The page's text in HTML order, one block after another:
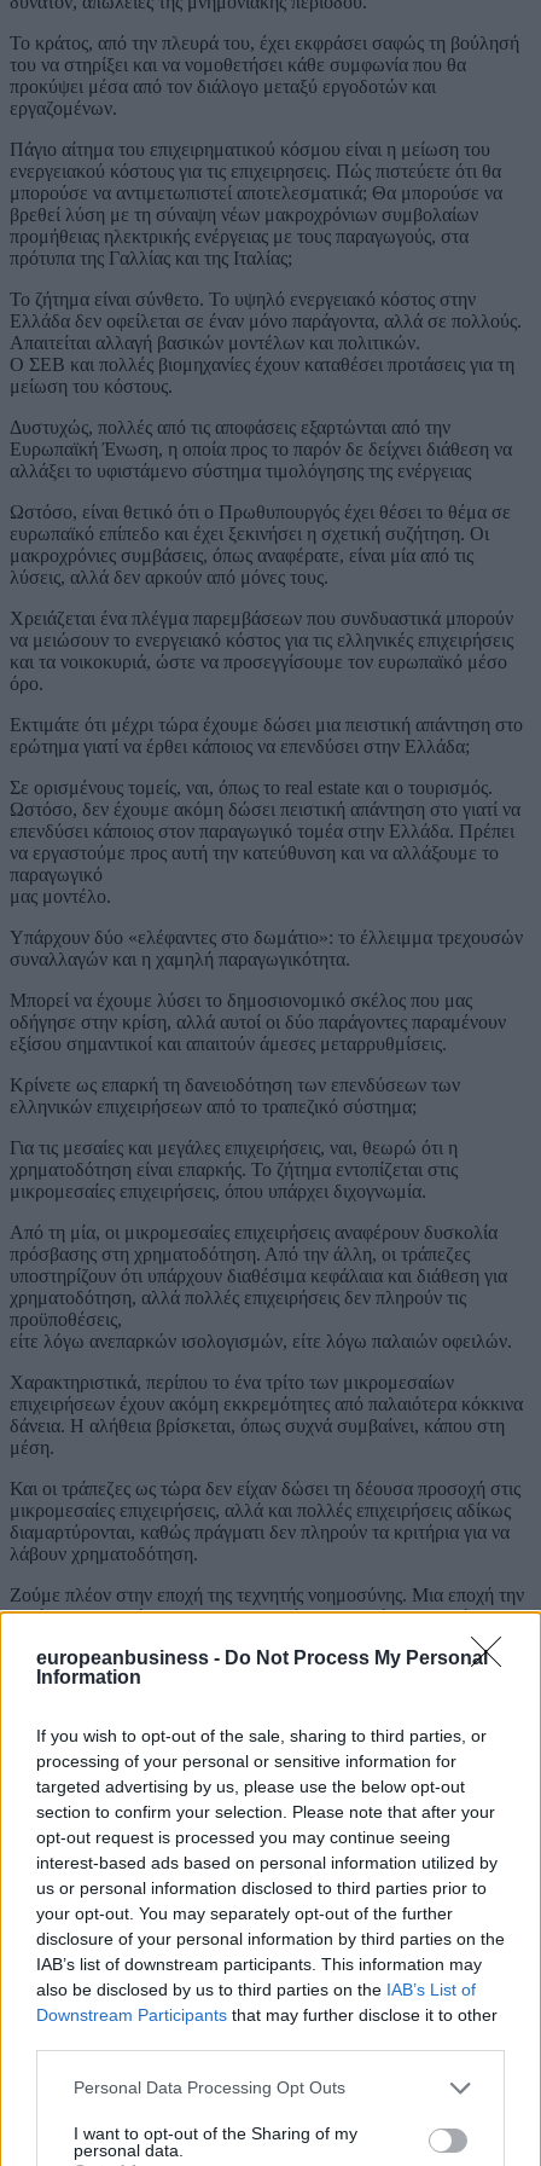
europeanbusiness - Do Not Process My Personal
Information
If you wish to opt-out of the sale, sharing to third parties, or
processing of your personal or sensitive information for
targeted advertising by us, please use the below opt-out
section to confirm your selection. Please note that after your
opt-out request is processed you may continue seeing
interest-based ads based on personal information utilized by
us or personal information disclosed to third parties prior to
your opt-out. You may separately opt-out of the further
disclosure of your personal information by third parties on the
IAB’s list of downstream participants. This information may
also be disclosed by us to third parties on the IAB’s List of
Downstream Participants that may further disclose it to other
Personal Data Processing Opt Outs
I want to opt-out of the Sharing of my
personal data.
Το κράτος, από την πλευρά του, έχει εκφράσει σαφώς τη βούλησή
του να στηρίξει και να νομοθετήσει κάθε συμφωνία που θα
προκύψει μέσα από τον διάλογο μεταξύ εργοδοτών και
εργαζομένων.
Πάγιο αίτημα του επιχειρηματικού κόσμου είναι η μείωση του
ενεργειακού κόστους για τις επιχειρησεις. Πώς πιστεύετε ότι θα
μπορούσε να αντιμετωπιστεί αποτελεσματικά; Θα μπορούσε να
βρεθεί λύση με τη σύναψη νέων μακροχρόνιων συμβολαίων
προμήθειας ηλεκτρικής ενέργειας με τους παραγωγούς, στα
πρότυπα της Γαλλίας και της Ιταλίας;
Το ζήτημα είναι σύνθετο. Το υψηλό ενεργειακό κόστος στην
Ελλάδα δεν οφείλεται σε έναν μόνο παράγοντα, αλλά σε πολλούς.
Απαιτείται αλλαγή βασικών μοντέλων και πολιτικών.
Ο ΣΕΒ και πολλές βιομηχανίες έχουν καταθέσει προτάσεις για τη
μείωση του κόστους.
Δυστυχώς, πολλές από τις αποφάσεις εξαρτώνται από την
Ευρωπαϊκή Ένωση, η οποία προς το παρόν δε δείχνει διάθεση να
αλλάξει το υφιστάμενο σύστημα τιμολόγησης της ενέργειας
Ωστόσο, είναι θετικό ότι ο Πρωθυπουργός έχει θέσει το θέμα σε
ευρωπαϊκό επίπεδο και έχει ξεκινήσει η σχετική συζήτηση. Οι
μακροχρόνιες συμβάσεις, όπως αναφέρατε, είναι μία από τις
λύσεις, αλλά δεν αρκούν από μόνες τους.
Χρειάζεται ένα πλέγμα παρεμβάσεων που συνδυαστικά μπορούν
να μειώσουν το ενεργειακό κόστος για τις ελληνικές επιχειρήσεις
και τα νοικοκυριά, ώστε να προσεγγίσουμε τον ευρωπαϊκό μέσο
όρο.
Εκτιμάτε ότι μέχρι τώρα έχουμε δώσει μια πειστική απάντηση στο
ερώτημα γιατί να έρθει κάποιος να επενδύσει στην Ελλάδα;
Σε ορισμένους τομείς, ναι, όπως το real estate και ο τουρισμός.
Ωστόσο, δεν έχουμε ακόμη δώσει πειστική απάντηση στο γιατί να
επενδύσει κάποιος στον παραγωγικό τομέα στην Ελλάδα. Πρέπει
να εργαστούμε προς αυτή την κατεύθυνση και να αλλάξουμε το
παραγωγικό
μας μοντέλο.
Υπάρχουν δύο «ελέφαντες στο δωμάτιο»: το έλλειμμα τρεχουσών
συναλλαγών και η χαμηλή παραγωγικότητα.
Μπορεί να έχουμε λύσει το δημοσιονομικό σκέλος που μας
οδήγησε στην κρίση, αλλά αυτοί οι δύο παράγοντες παραμένουν
εξίσου σημαντικοί και απαιτούν άμεσες μεταρρυθμίσεις.
Κρίνετε ως επαρκή τη δανειοδότηση των επενδύσεων των
ελληνικών επιχειρήσεων από το τραπεζικό σύστημα;
Για τις μεσαίες και μεγάλες επιχειρήσεις, ναι, θεωρώ ότι η
χρηματοδότηση είναι επαρκής. Το ζήτημα εντοπίζεται στις
μικρομεσαίες επιχειρήσεις, όπου υπάρχει διχογνωμία.
Από τη μία, οι μικρομεσαίες επιχειρήσεις αναφέρουν δυσκολία
πρόσβασης στη χρηματοδότηση. Από την άλλη, οι τράπεζες
υποστηρίζουν ότι υπάρχουν διαθέσιμα κεφάλαια και διάθεση για
χρηματοδότηση, αλλά πολλές επιχειρήσεις δεν πληρούν τις
προϋποθέσεις,
είτε λόγω ανεπαρκών ισολογισμών, είτε λόγω παλαιών οφειλών.
Χαρακτηριστικά, περίπου το ένα τρίτο των μικρομεσαίων
επιχειρήσεων έχουν ακόμη εκκρεμότητες από παλαιότερα κόκκινα
δάνεια. Η αλήθεια βρίσκεται, όπως συχνά συμβαίνει, κάπου στη
μέση.
Και οι τράπεζες ως τώρα δεν είχαν δώσει τη δέουσα προσοχή στις
μικρομεσαίες επιχειρήσεις, αλλά και πολλές επιχειρήσεις αδίκως
διαμαρτύρονται, καθώς πράγματι δεν πληρούν τα κριτήρια για να
λάβουν χρηματοδότηση.
Ζούμε πλέον στην εποχή της τεχνητής νοημοσύνης. Μια εποχή την
οποία αντιμετωπίζουν με διαφορετικές προσδοκίες επιχειρήσεις και
εργαζόμενοι. Η αλήθεια είναι ότι υπάρχει μια έντονη ανησυχία για
απώλεια θέσεων εργασίας. Ποια είναι η δική σας άποψη;
έχουμε ζήσει εποχές όπου τα γραφεία δεν ήταν γεμάτα με οθόνες.
Και τότε υπήρχαν φόβοι για μαζικές απώλειες θέσεων εργασίας,
κάτι που τελικά δεν επαληθεύτηκε.
Κάθε τεχνολογικό άλμα δημιουργεί νέες θέσεις εργασίας σε
καινοτόμους τομείς, με αποτέλεσμα ο συνολικός αριθμός
απασχολουμένων να παραμένει σταθερός ή και να αυξάνεται.
Ωστόσο, απαιτείται προετοιμασία. Οι εργαζόμενοι πρέπει να
καταλάβουν ότι οφείλουν να συνεχίσουν να εκπαιδεύονται, οι
επιχειρήσεις να επενδύσουν στην κατάρτιση του ανθρώπινου
δυναμικού τους ώστε να μπορεί να ανταποκριθεί στις νέες
απαιτήσεις, και το κράτος να προσανατολίσει τα εκπαιδευτικά
Είναι έτοιμες οι ελληνικές επιχειρήσεις να απορροφήσουν τα
Δυστυχώς, όχι ακόμη. Αυτό αποτελεί και έναν από τους βασικούς